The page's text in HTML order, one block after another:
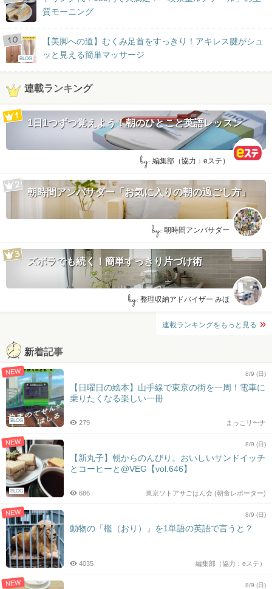
質モーニング
BLOG
【美脚への道】むくみ足首をすっきり！アキレス腱がシュ
ッと見える簡単マッサージ
連載ランキング
1日1つずつ覚えよう！朝のひとこと英語レッスン
by: 編集部（協力：eステ）
朝時間アンバサダー「お気に入りの朝の過ごし方」
by: 朝時間アンバサダー
ズボラでも続く！簡単すっきり片づけ術
by: 整理収納アドバイザー みほ
連載ランキングをもっと見る
新着記事
NEW
BLOG
8/9 (日)
【日曜日の絵本】山手線で東京の街を一周！電車に
乗りたくなる楽しい一冊
まっこリ〜ナ
279
NEW
BLOG
8/9 (日)
【新丸子】朝からのんびり。おいしいサンドイッチ
とコーヒーと@VEG【vol.646】
東京ソトアサごはん会 (朝食レポーター)
686
NEW 8/9 (日)
動物の「檻（おり）」を1単語の英語で言うと？
編集部（協力：eステ）
4035
NEW 8/9 (日)